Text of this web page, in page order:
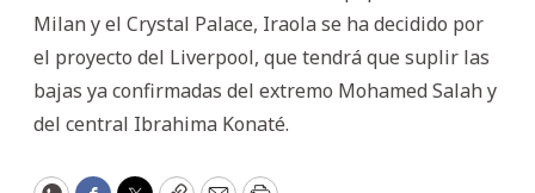
Milan y el Crystal Palace, Iraola se ha decidido por
el proyecto del Liverpool, que tendrá que suplir las
bajas ya confirmadas del extremo Mohamed Salah y
del central Ibrahima Konaté.